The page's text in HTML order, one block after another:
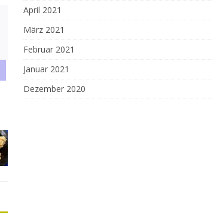
April 2021
März 2021
Februar 2021
Januar 2021
Dezember 2020